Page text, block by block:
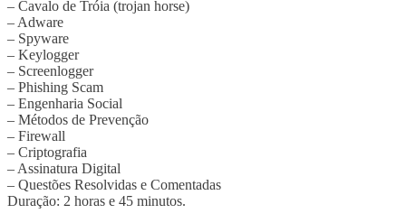
– Cavalo de Tróia (trojan horse)
– Adware
– Spyware
– Keylogger
– Screenlogger
– Phishing Scam
– Engenharia Social
– Métodos de Prevenção
– Firewall
– Criptografia
– Assinatura Digital
– Questões Resolvidas e Comentadas
Duração: 2 horas e 45 minutos.